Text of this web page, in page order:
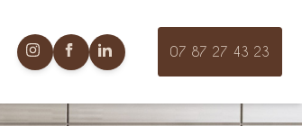
07 87 27 43 23